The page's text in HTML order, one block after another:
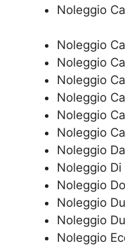
Noleggio
Noleggio
Noleggio
Noleggio
Noleggio
Noleggio
Noleggio
Noleggio
Noleggio Di
Noleggio
Noleggio
Noleggio
Noleggio